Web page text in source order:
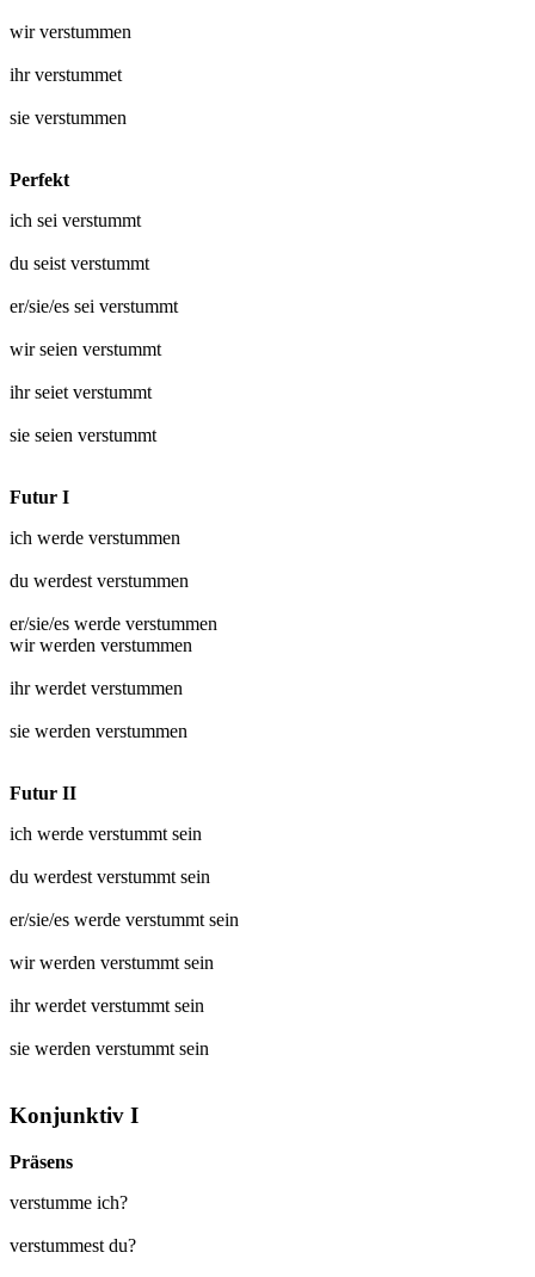
wirverstummen
ihrverstummet
sie verstummen
Perfekt
ich sei verstummt
du seist verstummt
er/sie/es sei verstummt
wir seien verstummt
ihr seiet verstummt
sie seien verstummt
Futur I
ich werde verstummen
du werdest verstummen
er/sie/es werde verstummen
wir werden verstummen
ihr werdet verstummen
sie werden verstummen
Futur II
ich werde verstummt sein
du werdest verstummt sein
er/sie/es werde verstummt sein
wir werden verstummt sein
ihr werdet verstummt sein
sie werden verstummt sein
Konjunktiv I
Präsens
verstumme ich?
verstummest du?